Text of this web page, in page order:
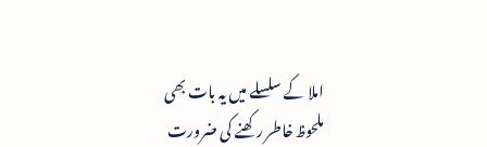
املا کے سلسلے میں یہ بات بھی
ملحوظ خاطر رکھنے کی ضرورت